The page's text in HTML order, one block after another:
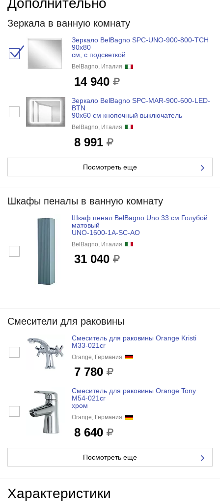
Дополнительно
Зеркала в ванную комнату
Зеркало BelBagno SPC-UNO-900-800-TCH
90x80
см, с подсветкой
BelBagno, Италия
14 940
Зеркало BelBagno SPC-MAR-900-600-LED-
BTN
90x60 см кнопочный выключатель
BelBagno, Италия
8 991
Посмотреть еще
Шкафы пеналы в ванную комнату
Шкаф пенал BelBagno Uno 33 см Голубой
матовый
UNO-1600-1A-SC-AO
BelBagno, Италия
31 040
Смесители для раковины
Cмеситель для раковины Orange Kristi
M33-021cr
Orange, Германия
7 780
Cмеситель для раковины Orange Tony
M54-021cr
хром
Orange, Германия
8 640
Посмотреть еще
Характеристики